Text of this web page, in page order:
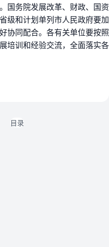
国务院发展改革、财政、国资
级和计划单列市人民政府要加
协同配合。各有关单位要按照
培训和经验交流，全面落实各
目录